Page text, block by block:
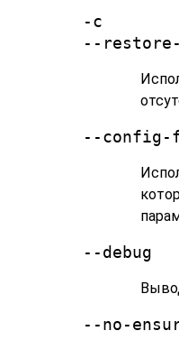
-c
--
--config-
--debug
--no-